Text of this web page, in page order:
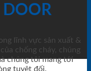
DOOR
lĩnh vực sản xuất &
chống cháy, chúng
chúng tôi mang tới
tuyệt đối.